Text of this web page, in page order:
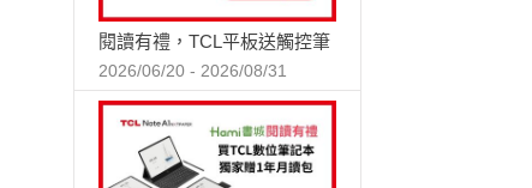
閱讀有禮，TCL平板送觸控筆
2026/06/20 - 2026/08/31